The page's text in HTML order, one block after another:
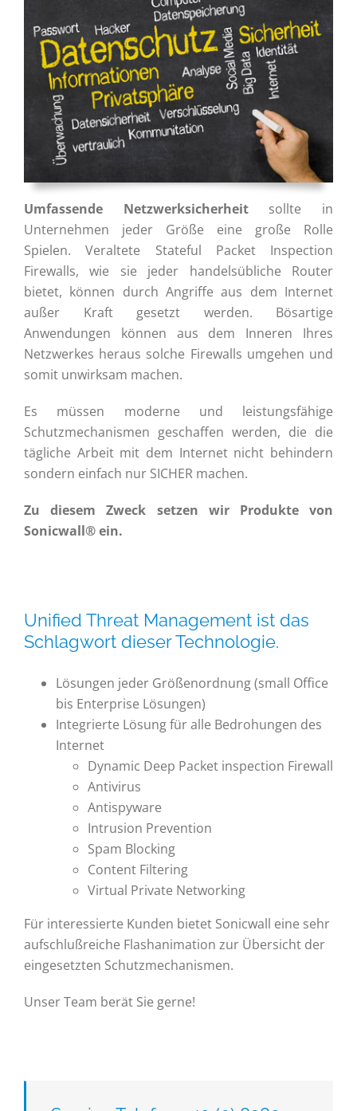
Umfassende Netzwerksicherheitsollte in
Unternehmen jeder Größe eine große Rolle
Spielen. Veraltete Stateful Packet Inspection
Firewalls, wie sie jeder handelsübliche Router
bietet, können durch Angriffe aus dem Internet
außer Kraft gesetzt werden. Bösartige
Anwendungen können aus dem Inneren Ihres
Netzwerkes heraus solche Firewalls umgehen und
somit unwirksam machen.
Es müssen moderne und leistungsfähige
Schutzmechanismen geschaffen werden, die die
tägliche Arbeit mit dem Internet nicht behindern
sondern einfach nur SICHER machen.
Zu diesem Zweck setzen wir Produkte von
Sonicwall® ein.
Unified Threat Management ist das
Schlagwort dieser Technologie.
Lösungen jeder Größenordnung (small Office
bis Enterprise Lösungen)
Integrierte Lösung für alle Bedrohungen des
Internet
Dynamic Deep Packet inspection Firewall
Antivirus
Antispyware
Intrusion Prevention
Spam Blocking
Content Filtering
Virtual Private Networking
Für interessierte Kunden bietet Sonicwall eine sehr
aufschlußreiche Flashanimation zur Übersicht der
eingesetzten Schutzmechanismen.
Unser Team berät Sie gerne!